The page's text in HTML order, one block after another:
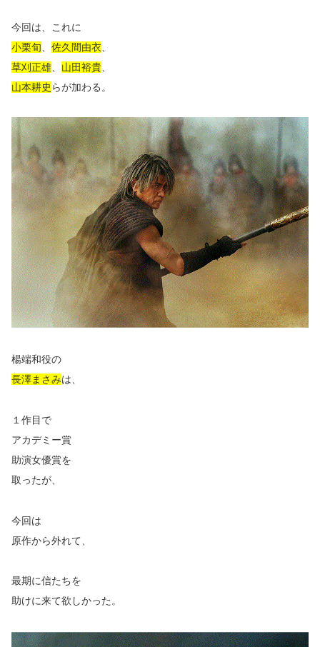
今回は、これに
小栗旬
佐久間由衣
草刈正雄
山田裕貴
山本耕史 らが加わる。
楊端和役の
長澤まさみは、
１作目で
アカデミー賞
助演女優賞を
取ったが、
今回は
原作から外れて、
最期に信たちを
助けに来て欲しかった。